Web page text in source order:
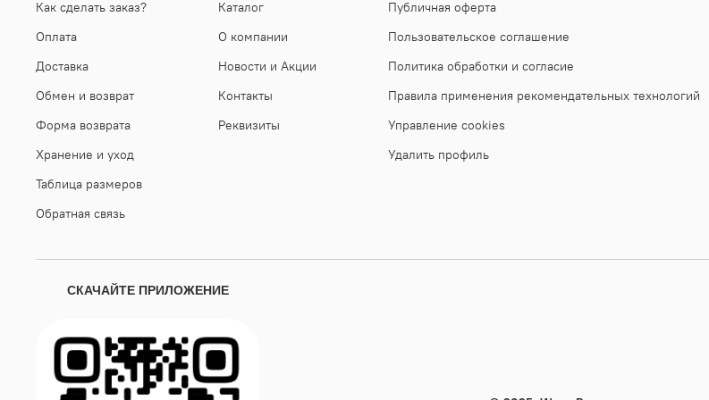
Как сделать заказ?
Оплата
Доставка
Обмен и возврат
Форма возврата
Хранение и уход
Таблица размеров
Обратная связь
Каталог
О компании
Новости и Акции
Контакты
Реквизиты
Публичная оферта
Пользовательское соглашение
Политика обработки и согласие
Правила применения рекомендательных технологий
Управление cookies
Удалить профиль
СКАЧАЙТЕ ПРИЛОЖЕНИЕ